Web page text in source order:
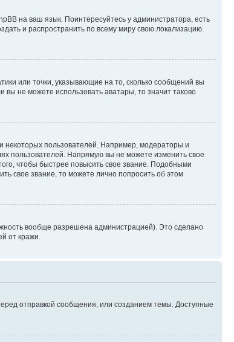
на ваш язык. Поинтересуйтесь у администратора, есть
и распространить по всему миру свою локализацию.
или точки, указывающие на то, сколько сообщений вы
не можете использовать аватары, то значит таково
некоторых пользователей. Например, модераторы и
пользователей. Напрямую вы не можете изменить свое
чтобы быстрее повысить свое звание. Подобными
свое звание, то можете лично попросить об этом
вообще разрешена администрацией). Это сделано
от кражи.
отправкой сообщения, или созданием темы. Доступные